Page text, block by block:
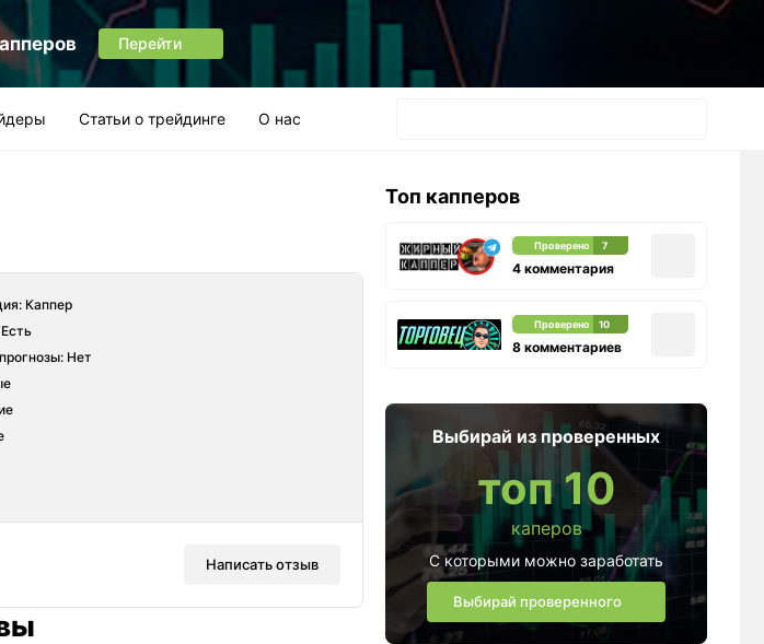
Перейти
Статьи о трейдинге О нас
Каппер
Нет
Написать отзыв
Топ капперов
Проверено 7
4 комментария
Проверено 10
8 комментариев
Выбирай из проверенных
топ 10
каперов
С которыми можно заработать
Выбирай проверенного